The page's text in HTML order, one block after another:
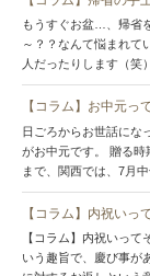
もうすぐお盆…、帰省
～？？なんて悩まれて
人だったりします（笑
【コラム】お中元っ
日ごろからお世話にな
がお中元です。 贈る
まで、関西では、7月
【コラム】内祝いっ
【コラム】内祝いっ
いう趣旨で、慶び事が